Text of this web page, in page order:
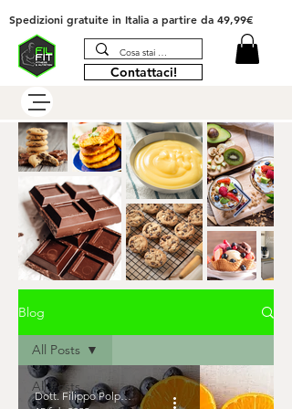
Spedizioni gratuite in Italia a partire da 49,99€
Contattaci!
Blog
All Posts
All Posts
Dott. Filippo Polpatelli